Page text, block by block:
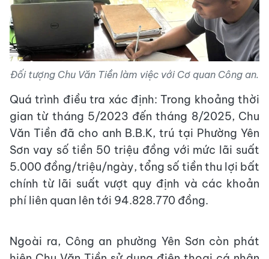
Đối tượng Chu Văn Tiền làm việc với Cơ quan Công an.
Quá trình điều tra xác định: Trong khoảng thời
gian từ tháng 5/2023 đến tháng 8/2025, Chu
Văn Tiền đã cho anh B.B.K, trú tại Phường Yên
Sơn vay số tiền 50 triệu đồng với mức lãi suất
5.000 đồng/triệu/ngày, tổng số tiền thu lợi bất
chính từ lãi suất vượt quy định và các khoản
phí liên quan lên tới 94.828.770 đồng.
Ngoài ra, Công an phường Yên Sơn còn phát